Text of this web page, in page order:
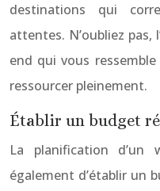
destinations qui
attentes. N’oubliez
end qui vous
ressourcer pleinement.
Établir un budget
La planification d’un
également d’établir un